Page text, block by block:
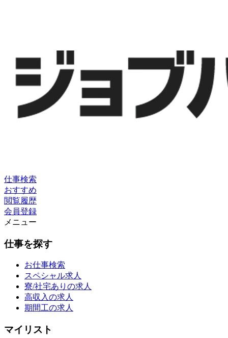
仕事検索
おすすめ
閲覧履歴
会員登録
メニュー
仕事を探す
お仕事検索
スペシャル求人
寮/社宅ありの求人
高収入の求人
期間工の求人
マイリスト